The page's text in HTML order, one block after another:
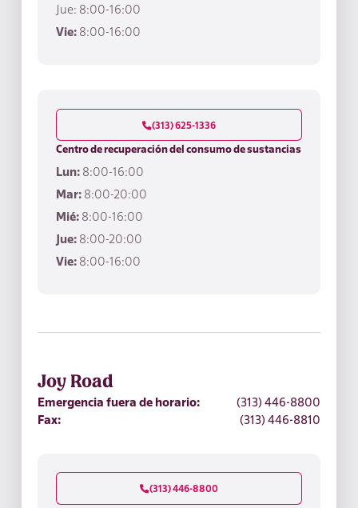
Jue: 8:00-16:00
Vie: 8:00-16:00
(313) 625-1336
Centro de recuperación del consumo de sustancias
Lun: 8:00-16:00
Mar: 8:00-20:00
Mié: 8:00-16:00
Jue: 8:00-20:00
Vie: 8:00-16:00
Joy Road
Emergencia fuera de horario:
(313) 446-8800
Fax:
(313) 446-8810
(313) 446-8800